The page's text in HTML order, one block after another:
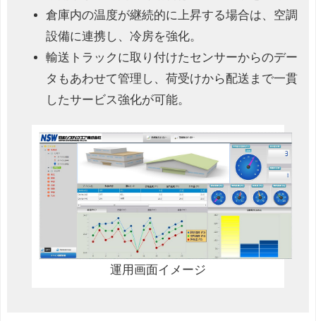
倉庫内の温度が継続的に上昇する場合は、空調
設備に連携し、冷房を強化。
輸送トラックに取り付けたセンサーからのデー
タもあわせて管理し、荷受けから配送まで一貫
したサービス強化が可能。
運用画面イメージ